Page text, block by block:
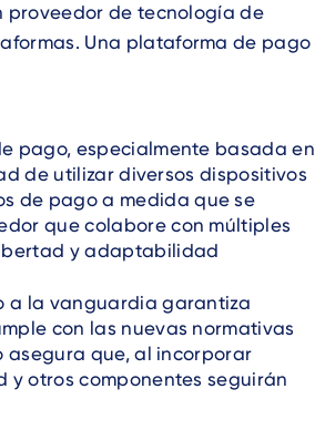
proveedor de tecnología de
Una plataforma de pago
pago, especialmente basada en
de utilizar diversos dispositivos
de pago a medida que se
que colabore con múltiples
y adaptabilidad
a la vanguardia garantiza
con las nuevas normativas
asegura que, al incorporar
y otros componentes seguirán